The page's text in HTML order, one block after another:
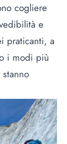
cogliere
e
praticanti, a
i modi più